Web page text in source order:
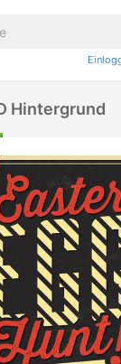
Hintergrund